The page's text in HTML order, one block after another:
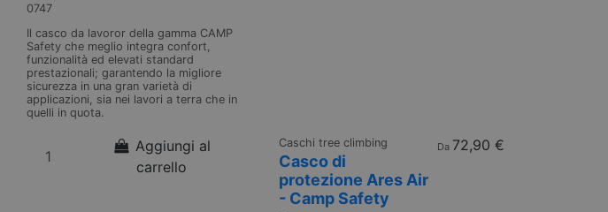
0747
Il casco da lavoror della gamma CAMP
Safety che meglio integra confort,
funzionalità ed elevati standard
prestazionali; garantendo la migliore
sicurezza in una gran varietà di
applicazioni, sia nei lavori a terra che in
quelli in quota.
Aggiungi al
carrello
Caschi tree climbing
Casco di
protezione Ares Air
- Camp Safety
Da 72,90 €